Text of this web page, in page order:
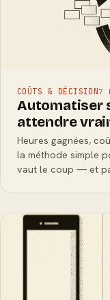
COÛTS & DÉCISION7
Automatiser
attendre
Heures gagnées,
la méthode simple
vaut le coup — et